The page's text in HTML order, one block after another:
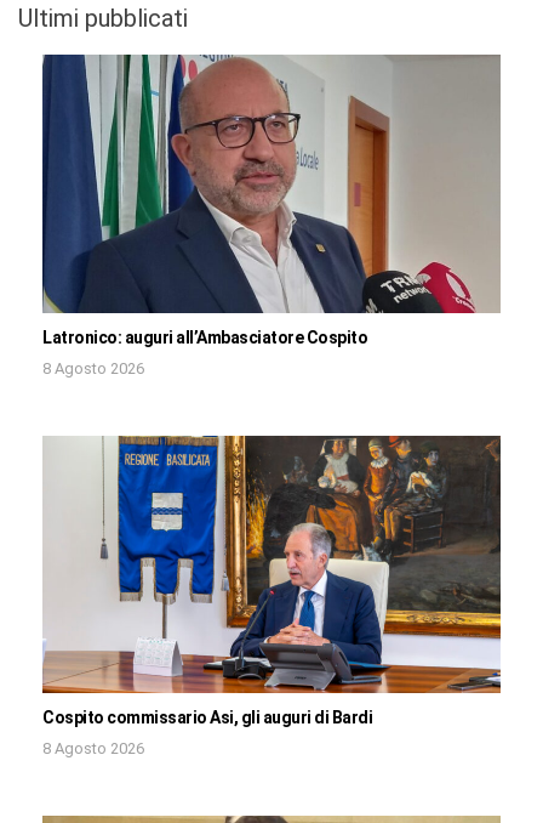
Ultimi pubblicati
Latronico: auguri all’Ambasciatore Cospito
8 Agosto 2026
Cospito commissario Asi, gli auguri di Bardi
8 Agosto 2026